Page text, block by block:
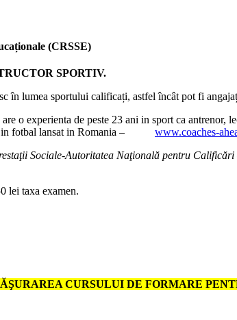
(CRSSE)
SPORTIV.
în lumea sportului calificați, astfel încât pot fi
o experienta de peste 23 ani in sport ca
in fotbal lansat in Romania – www.coaches-
Sociale-Autoritatea Naţională pentru
lei taxa examen.
CURSULUI DE FORMARE